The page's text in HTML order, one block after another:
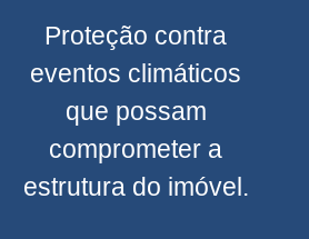
Proteção contra
eventos climáticos
que possam
comprometer a
estrutura do imóvel.